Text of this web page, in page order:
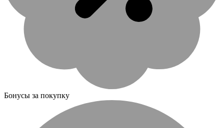
Бонусы за покупку